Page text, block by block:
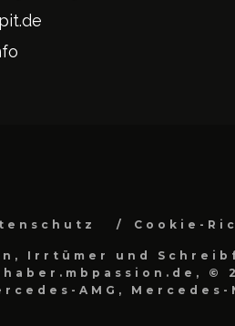
Cookie-
Irrtümer und
©
AMG,